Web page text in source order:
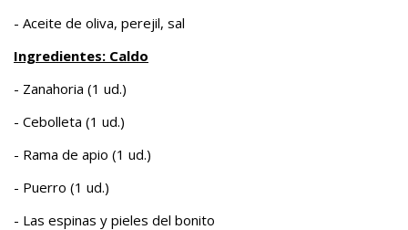
- Aceite de oliva, perejil, sal
Ingredientes: Caldo
- Zanahoria (1 ud.)
- Cebolleta (1 ud.)
- Rama de apio (1 ud.)
- Puerro (1 ud.)
- Las espinas y pieles del bonito